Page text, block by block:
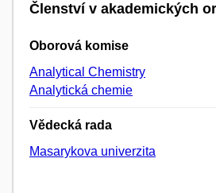
Členství v akademických
Oborová komise
Analytical Chemistry
Analytická chemie
Vědecká rada
Masarykova univerzita